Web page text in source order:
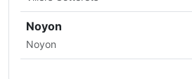
Noyon
Noyon